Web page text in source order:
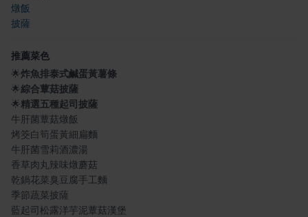
燉飯
披薩
推薦菜色
🌟炸魚排泰式鹹蛋黃薯條
🌟綜合蕈菇披薩
🌟精選五種起司披薩
牛肝菌蕈菇燉飯
烤筊白筍蛋黃細扁麵
牛肝菌雪莉酒濃湯
香草肉丸辣味燉蘑菇
乾鍋花菜臭豆腐手工麵
季節蔬菜披薩
藍起司松露洋芋泥蕈菇漢堡